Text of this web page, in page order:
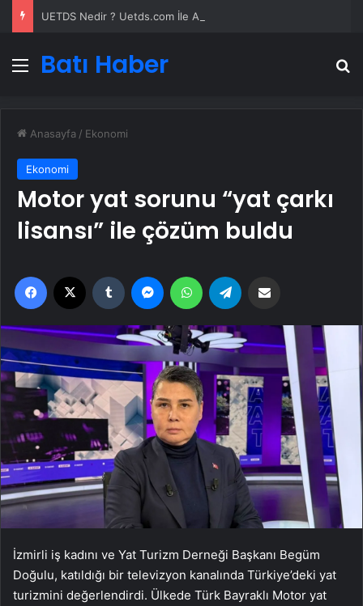
Menü
Batı Haber
Anasayfa / Ekonomi
Ekonomi
Motor yat sorunu “yat çarkı
lisansı” ile çözüm buldu
Facebook Tumblr MessengerWhatsApp
İzmirli iş kadını ve Yat Turizm Derneği Başkanı Begüm
Doğulu, katıldığı bir televizyon kanalında Türkiye’deki yat
turizmini değerlendirdi. Ülkede Türk Bayraklı Motor yat